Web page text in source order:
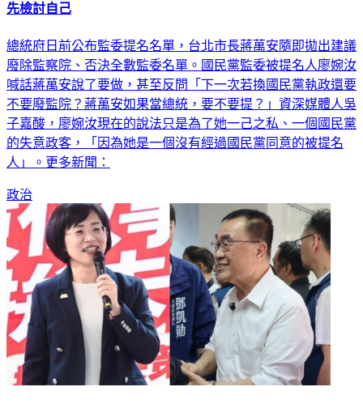
先檢討自己
總統府日前公布監委提名名單，台北市長蔣萬安隨即拋出建議
廢除監察院、否決全數監委名單。國民黨監委被提名人廖婉汝
喊話蔣萬安說了要做，甚至反問「下一次若換國民黨執政還要
不要廢監院？蔣萬安如果當總統，要不要提？」資深媒體人吳
子嘉酸，廖婉汝現在的說法只是為了她一己之私、一個國民黨
的失意政客，「因為她是一個沒有經過國民黨同意的被提名
人」。更多新聞：
政治